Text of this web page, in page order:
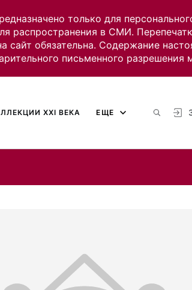
только для
распространения в СМИ.
сайт обязательна. Содержание
письменного разрешения
XXI ВЕКА ЕЩЕ